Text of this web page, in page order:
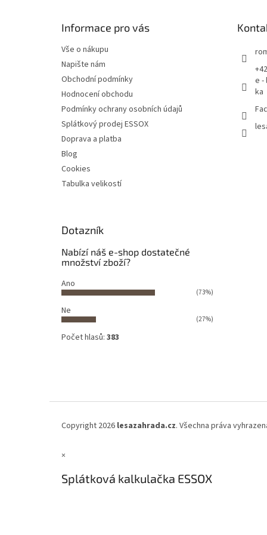
Informace pro vás
Vše o nákupu
Napište nám
Obchodní podmínky
Hodnocení obchodu
Podmínky ochrany osobních údajů
Splátkový prodej ESSOX
Doprava a platba
Blog
Cookies
Tabulka velikostí
e -
ka
Dotazník
Nabízí náš e-shop dostatečné
množství zboží?
Ano
(73%)
Ne
(27%)
Počet hlasů: 383
Copyright 2026 lesazahrada.cz. Všechna práva
×
Splátková kalkulačka ESSOX